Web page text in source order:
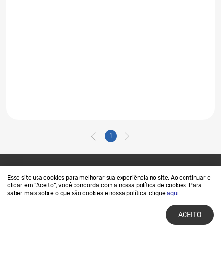
Esse site usa cookies para melhorar sua experiência no site. Ao continuar e
clicar em “Aceito”, você concorda com a nossa política de cookies. Para
saber mais sobre o que são cookies e nossa política, cliqueaqui.
ACEITO
1
Contato
SAMSUNG.COM
Termos de Uso
Privacidade e Cookies